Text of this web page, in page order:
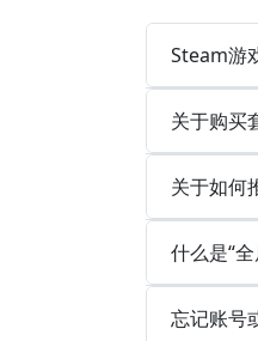
Steam游
关于购买
关于如何
什么是“
忘记账号